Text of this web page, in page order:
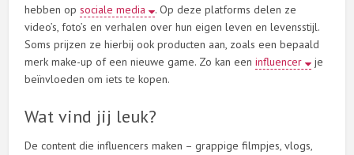
hebben opsociale media
. Op deze platforms delen ze
video’s, foto’s en verhalen over hun eigen leven en levensstijl.
Soms prijzen ze hierbij ook producten aan, zoals een bepaald
merk make-up of een nieuwe game. Zo kan eeninfluencer
je
beïnvloeden om iets te kopen.
Wat vind jij leuk?
De content die influencers maken – grappige filmpjes, vlogs,